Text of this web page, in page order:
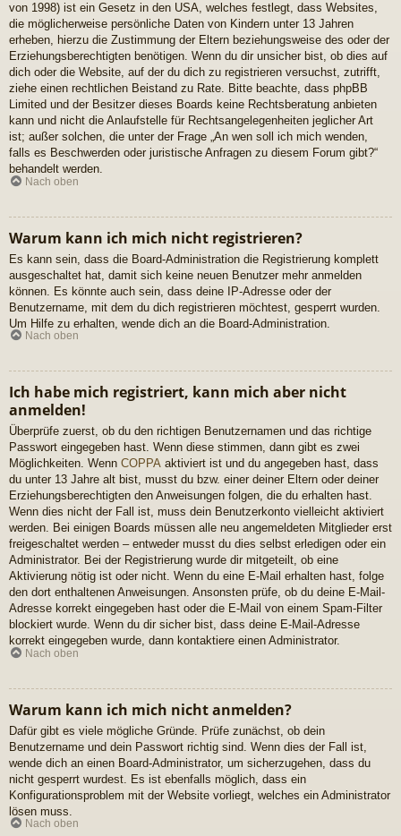
von 1998) ist ein Gesetz in den USA, welches festlegt, dass Websites,
die möglicherweise persönliche Daten von Kindern unter 13 Jahren
erheben, hierzu die Zustimmung der Eltern beziehungsweise des oder der
Erziehungsberechtigten benötigen. Wenn du dir unsicher bist, ob dies auf
dich oder die Website, auf der du dich zu registrieren versuchst, zutrifft,
ziehe einen rechtlichen Beistand zu Rate. Bitte beachte, dass phpBB
Limited und der Besitzer dieses Boards keine Rechtsberatung anbieten
kann und nicht die Anlaufstelle für Rechtsangelegenheiten jeglicher Art
ist; außer solchen, die unter der Frage „An wen soll ich mich wenden,
falls es Beschwerden oder juristische Anfragen zu diesem Forum gibt?“
behandelt werden.
Nach oben
Warum kann ich mich nicht registrieren?
Es kann sein, dass die Board-Administration die Registrierung komplett
ausgeschaltet hat, damit sich keine neuen Benutzer mehr anmelden
können. Es könnte auch sein, dass deine IP-Adresse oder der
Benutzername, mit dem du dich registrieren möchtest, gesperrt wurden.
Um Hilfe zu erhalten, wende dich an die Board-Administration.
Nach oben
Ich habe mich registriert, kann mich aber nicht
anmelden!
Überprüfe zuerst, ob du den richtigen Benutzernamen und das richtige
Passwort eingegeben hast. Wenn diese stimmen, dann gibt es zwei
Möglichkeiten. Wenn COPPA aktiviert ist und du angegeben hast, dass
du unter 13 Jahre alt bist, musst du bzw. einer deiner Eltern oder deiner
Erziehungsberechtigten den Anweisungen folgen, die du erhalten hast.
Wenn dies nicht der Fall ist, muss dein Benutzerkonto vielleicht aktiviert
werden. Bei einigen Boards müssen alle neu angemeldeten Mitglieder erst
freigeschaltet werden – entweder musst du dies selbst erledigen oder ein
Administrator. Bei der Registrierung wurde dir mitgeteilt, ob eine
Aktivierung nötig ist oder nicht. Wenn du eine E-Mail erhalten hast, folge
den dort enthaltenen Anweisungen. Ansonsten prüfe, ob du deine E-Mail-
Adresse korrekt eingegeben hast oder die E-Mail von einem Spam-Filter
blockiert wurde. Wenn du dir sicher bist, dass deine E-Mail-Adresse
korrekt eingegeben wurde, dann kontaktiere einen Administrator.
Nach oben
Warum kann ich mich nicht anmelden?
Dafür gibt es viele mögliche Gründe. Prüfe zunächst, ob dein
Benutzername und dein Passwort richtig sind. Wenn dies der Fall ist,
wende dich an einen Board-Administrator, um sicherzugehen, dass du
nicht gesperrt wurdest. Es ist ebenfalls möglich, dass ein
Konfigurationsproblem mit der Website vorliegt, welches ein Administrator
lösen muss.
Nach oben